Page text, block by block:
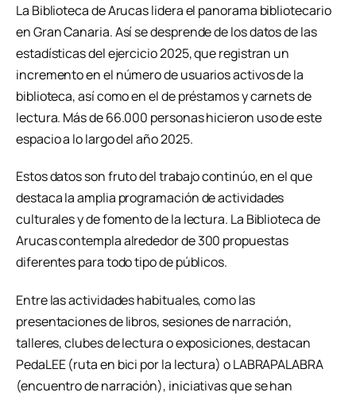
La Biblioteca de Arucas lidera el panorama bibliotecario
en Gran Canaria. Así se desprende de los datos de las
estadísticas del ejercicio 2025, que registran un
incremento en el número de usuarios activos de la
biblioteca, así como en el de préstamos y carnets de
lectura. Más de 66.000 personas hicieron uso de este
espacio a lo largo del año 2025.
Estos datos son fruto del trabajo continúo, en el que
destaca la amplia programación de actividades
culturales y de fomento de la lectura. La Biblioteca de
Arucas contempla alrededor de 300 propuestas
diferentes para todo tipo de públicos.
Entre las actividades habituales, como las
presentaciones de libros, sesiones de narración,
talleres, clubes de lectura o exposiciones, destacan
PedaLEE (ruta en bici por la lectura) o LABRAPALABRA
(encuentro de narración), iniciativas que se han